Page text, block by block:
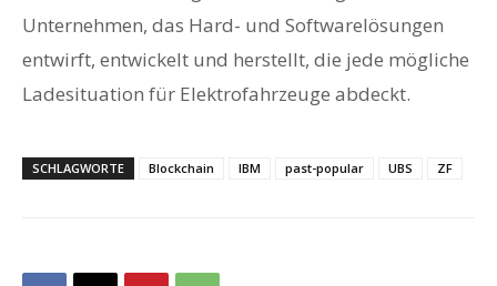
Unternehmen, das Hard- und Softwarelösungen
entwirft, entwickelt und herstellt, die jede mögliche
Ladesituation für Elektrofahrzeuge abdeckt.
SCHLAGWORTE Blockchain IBM past-popular UBS ZF